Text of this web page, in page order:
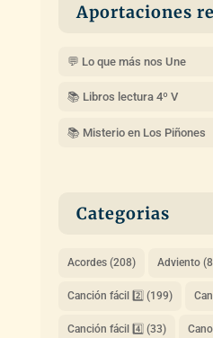
Aportaciones
💬 Lo que más nos Une
📚 Libros lectura 4º V
📚 Misterio en Los Piñones
Categorias
Acordes(208) Adviento
Canción fácil 2️⃣ (199)
Canción fácil 4️⃣ (33)